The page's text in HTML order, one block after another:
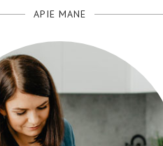
APIE MANE